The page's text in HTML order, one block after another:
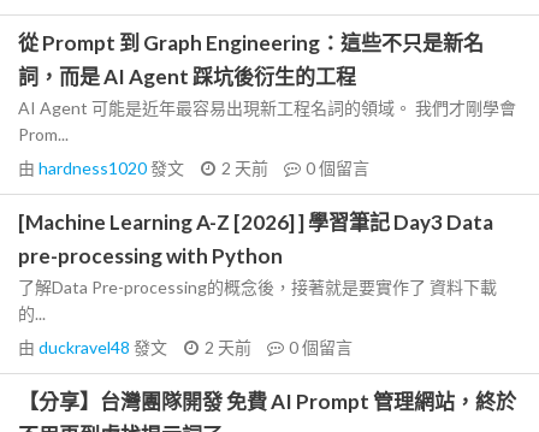
從 Prompt 到 Graph Engineering：這些不只是新名
詞，而是 AI Agent 踩坑後衍生的工程
AI Agent 可能是近年最容易出現新工程名詞的領域。 我們才剛學會
Prom...
由 hardness1020發文 2 天前 0個留言
[Machine Learning A-Z [2026] ] 學習筆記 Day3 Data
pre-processing with Python
了解Data Pre-processing的概念後，接著就是要實作了 資料下載
的...
由 duckravel48 發文 2 天前 0個留言
【分享】台灣團隊開發 免費 AI Prompt 管理網站，終於